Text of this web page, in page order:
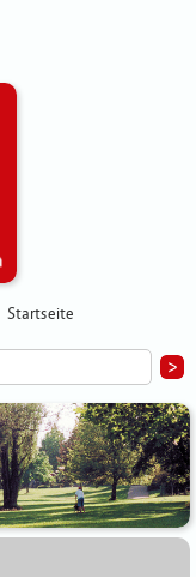
Startseite